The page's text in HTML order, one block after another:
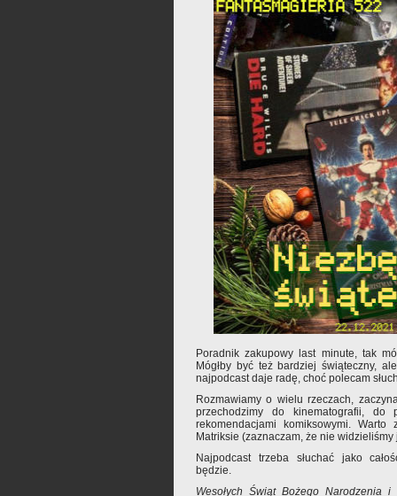
Poradnik zakupowy last minute, tak
Mógłby być też bardziej świąteczny,
najpodcast daje radę, choć polecam
Rozmawiamy o wielu rzeczach,
przechodzimy do kinematografii, do
rekomendacjami komiksowymi.
Matriksie (zaznaczam, że nie
Najpodcast trzeba słuchać jako
będzie.
Wesołych Świąt Bożego Narodzenia i